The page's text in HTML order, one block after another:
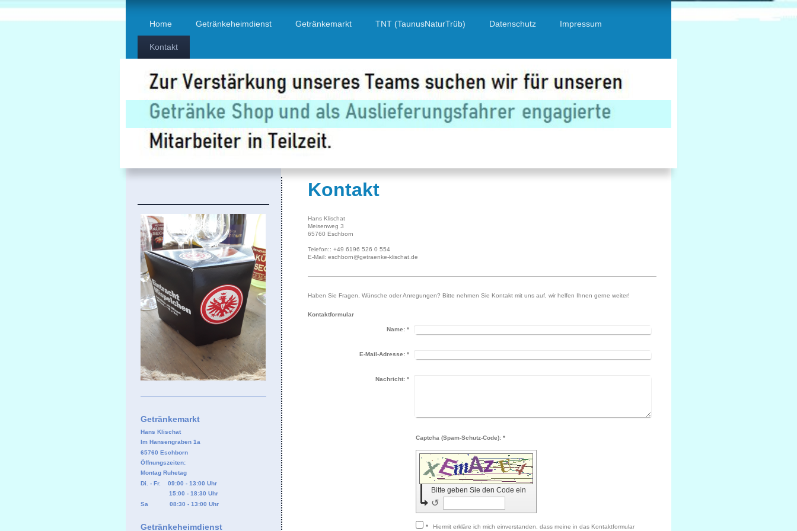
Home Getränkeheimdienst Getränkemarkt TNT (TaunusNaturTrüb) Datenschutz Impressum
Kontakt
Kontakt
Hans Klischat
Meisenweg 3
65760 Eschborn
Telefon:: +49 6196 526 0 554
E-Mail:eschborn@getraenke-klischat.de
Haben Sie Fragen, Wünsche oder Anregungen? Bitte nehmen Sie Kontakt mit uns auf, wir helfen Ihnen gerne weiter!
Kontaktformular
Name:*
E-Mail-Adresse:*
Nachricht:*
Captcha (Spam-Schutz-Code): *
Bitte geben Sie den Code ein
↺
*
Hiermit erkläre ich mich einverstanden, dass meine in das Kontaktformular
Getränkemarkt
Hans Klischat
Im Hansengraben 1a
65760 Eschborn
Öffnungszeiten:
Montag Ruhetag
Di. - Fr. 09:00 - 13:00 Uhr
15:00 - 18:30 Uhr
Sa 08:30 - 13:00 Uhr
Getränkeheimdienst